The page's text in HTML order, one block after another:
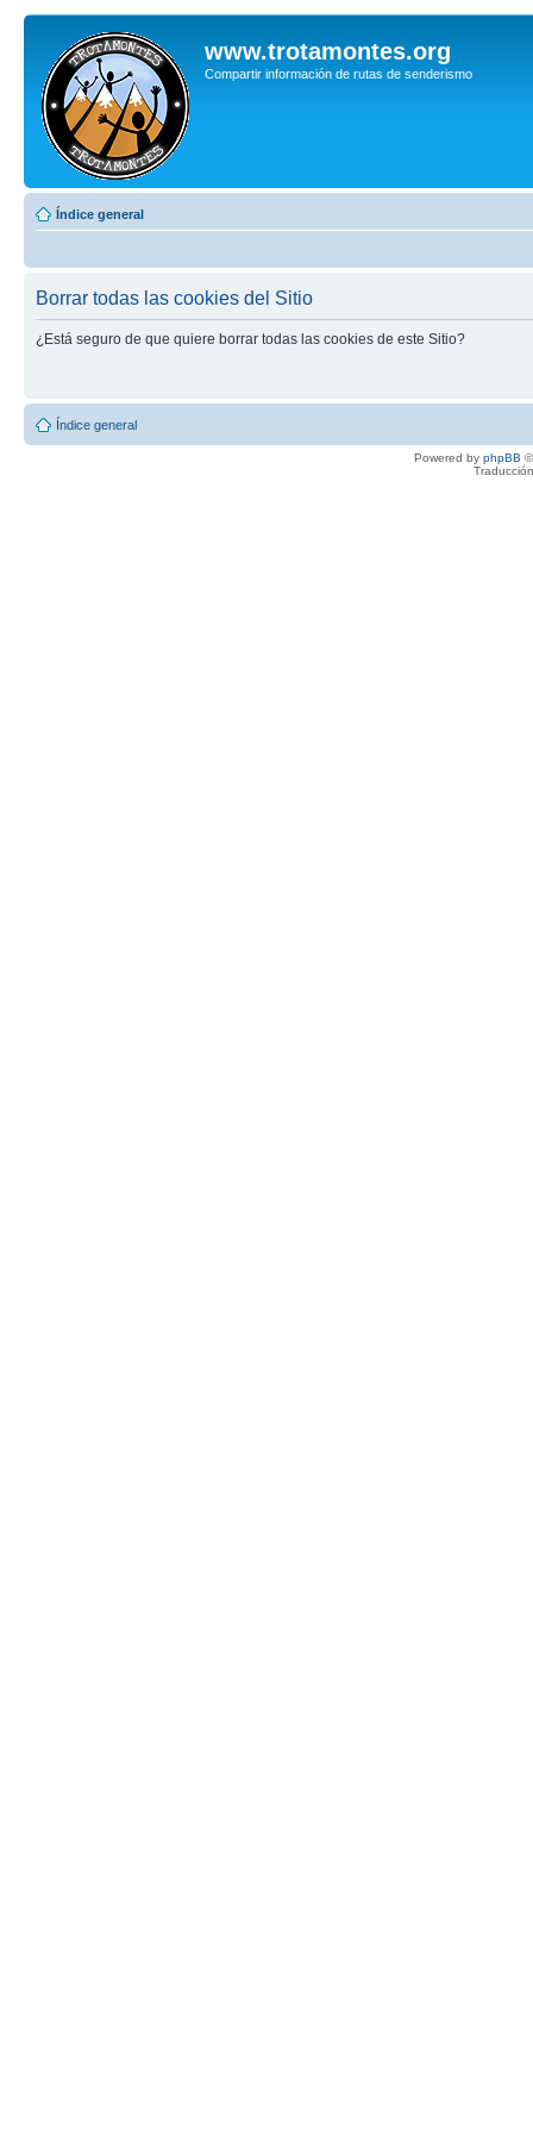
www.trotamontes.org
Compartir información de rutas de senderismo
Índice general
Borrar todas las cookies del Sitio
¿Está seguro de que quiere borrar todas las cookies de este Sitio?
Índice general
Powered by phpBB